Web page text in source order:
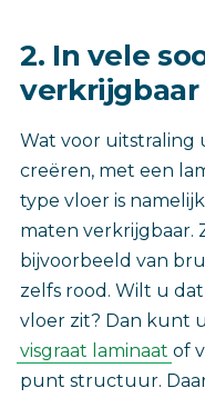
2. In vele
verkrijgbaar
Wat voor uitstraling
creëren, met een
type vloer is
maten verkrijgbaar.
bijvoorbeeld van
zelfs rood. Wilt u
vloer zit? Dan kunt
visgraat laminaat of
punt structuur.